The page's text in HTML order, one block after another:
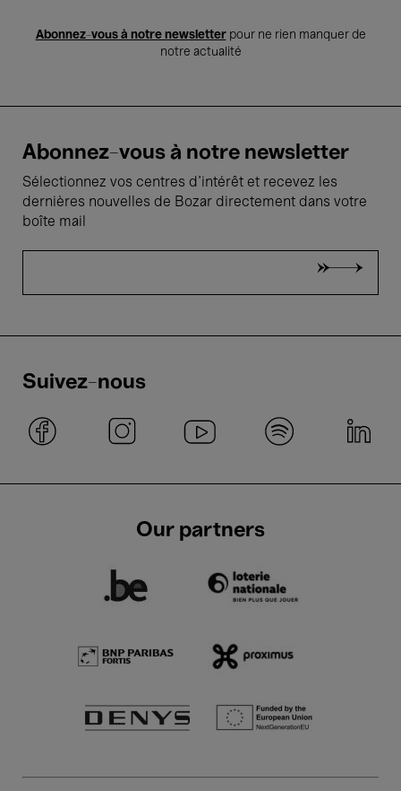
Abonnez-vous à notre newsletterpour ne rien manquer de
notre actualité
Abonnez-vous à notre newsletter
Sélectionnez vos centres d'intérêt et recevez les
dernières nouvelles de Bozar directement dans votre
boîte mail
Suivez-nous
Our partners